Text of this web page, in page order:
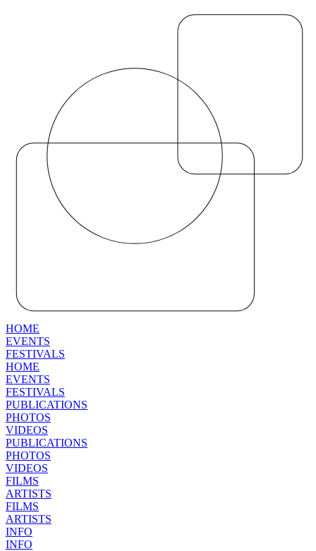
HOME
EVENTS
FESTIVALS
HOME
EVENTS
FESTIVALS
PUBLICATIONS
PHOTOS
VIDEOS
PUBLICATIONS
PHOTOS
VIDEOS
FILMS
ARTISTS
FILMS
ARTISTS
INFO
INFO